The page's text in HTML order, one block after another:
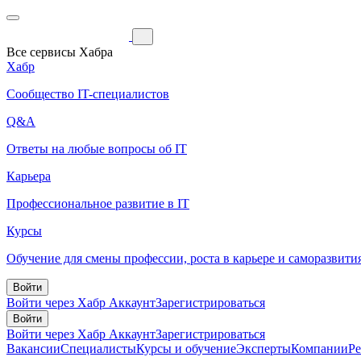
Все сервисы Хабра
Хабр
Сообщество IT-специалистов
Q&A
Ответы на любые вопросы об IT
Карьера
Профессиональное развитие в IT
Курсы
Обучение для смены профессии, роста в карьере и
Войти
Войти через Хабр АккаунтЗарегистрироваться
Войти
Войти через Хабр АккаунтЗарегистрироваться
ВакансииСпециалистыКурсы и обучениеЭкспертыКомпании